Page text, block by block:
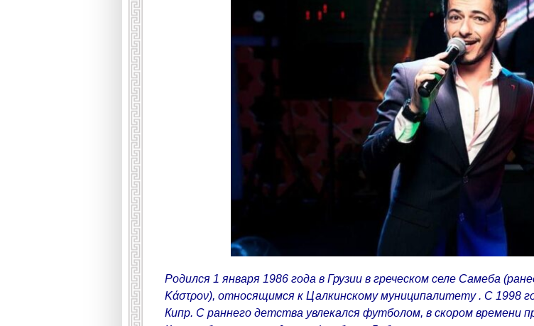
Родился 1 января 1986 года в Грузии в греческом селе Самеба
Κάστρον), относящимся к Цалкинскому муниципалитету. С 1998
Кипр. С раннего детства увлекался футболом, в скором времени